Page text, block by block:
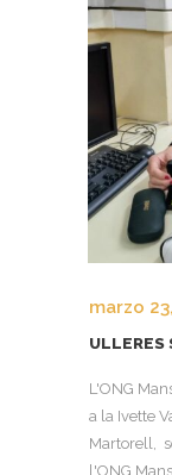
marzo
ULLERES
L'ONG
a la Ivette
Martorell,
l'ONG